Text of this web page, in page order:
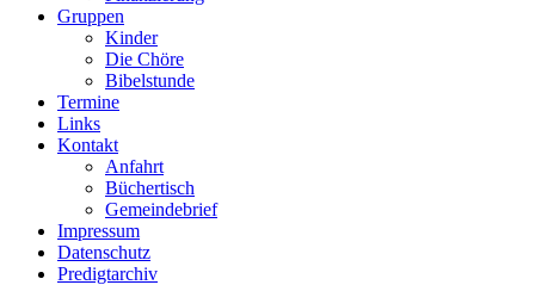
Gruppen
Kinder
Die Chöre
Bibelstunde
Termine
Links
Kontakt
Anfahrt
Büchertisch
Gemeindebrief
Impressum
Datenschutz
Predigtarchiv